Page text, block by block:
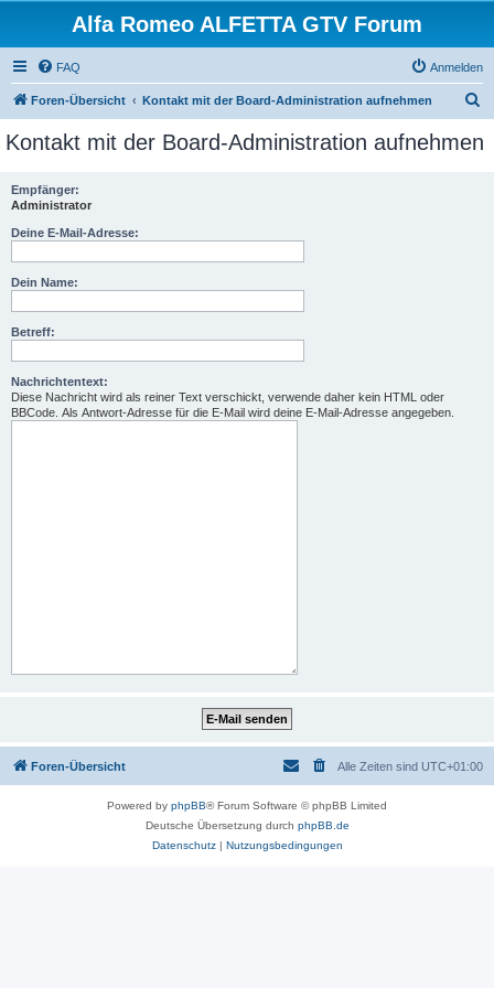
Alfa Romeo ALFETTA GTV Forum
FAQ Anmelden
Foren-Übersicht Kontakt mit der Board-Administration aufnehmen
c
Kontakt mit der Board-Administration aufnehmen
Empfänger:
Administrator
Deine E-Mail-Adresse:
Dein Name:
Betreff:
Nachrichtentext:
Diese Nachricht wird als reiner Text verschickt, verwende daher kein HTML oder
BBCode. Als Antwort-Adresse für die E-Mail wird deine E-Mail-Adresse angegeben.
Foren-Übersicht Alle Zeiten sind UTC+01:00
Powered by phpBB® Forum Software © phpBB Limited
Deutsche Übersetzung durch phpBB.de
Datenschutz| Nutzungsbedingungen